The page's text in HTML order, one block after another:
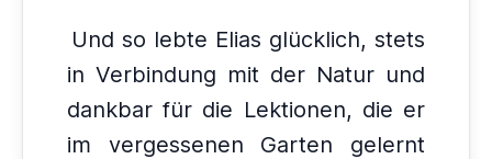
Und so lebte Elias glücklich, stets
in Verbindung mit der Natur und
dankbar für die Lektionen, die er
im vergessenen Garten gelernt